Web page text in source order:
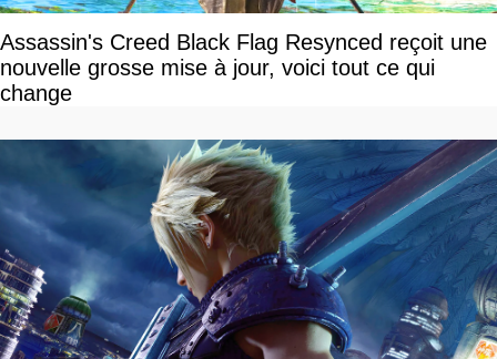
Assassin's Creed Black Flag Resynced reçoit une
nouvelle grosse mise à jour, voici tout ce qui
change